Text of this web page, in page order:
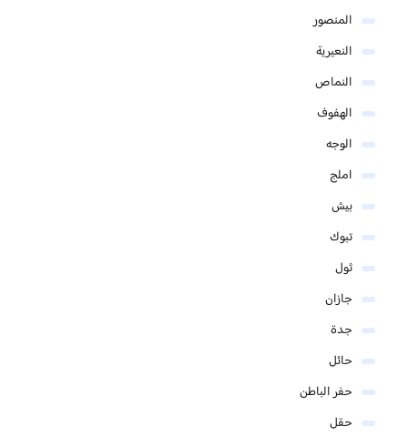
المنصور
النعيرية
النماص
الهفوف
الوجه
املج
بيش
تبوك
ثول
جازان
جدة
حائل
حفر الباطن
حقل